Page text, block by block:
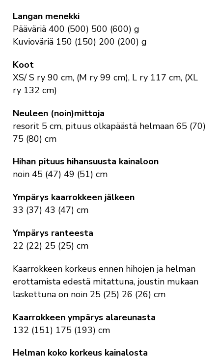
Langan menekki
Pääväriä 400 (500) 500 (600) g
Kuvioväriä 150 (150) 200 (200) g
Koot
XS/ S ry 90 cm, (M ry 99 cm), L ry 117 cm, (XL
ry 132 cm)
Neuleen (noin)mittoja
resorit 5 cm, pituus olkapäästä helmaan 65 (70)
75 (80) cm
Hihan pituus hihansuusta kainaloon
noin 45 (47) 49 (51) cm
Ympärys kaarrokkeen jälkeen
33 (37) 43 (47) cm
Ympärys ranteesta
22 (22) 25 (25) cm
Kaarrokkeen korkeusennen hihojen ja helman
erottamista edestä mitattuna, joustin mukaan
laskettuna on noin 25 (25) 26 (26) cm
Kaarrokkeen ympärys alareunasta
132 (151) 175 (193) cm
Helman koko korkeus kainalosta